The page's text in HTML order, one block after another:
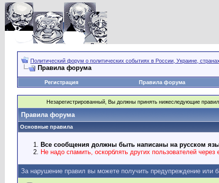
Политический форум о политических событиях в России, Украине,
Правила форума
Регистрация Правила форума
Незарегистрированный, Вы должны принять нижеследующие
Правила форума
Основные правила
Все сообщения должны быть написаны на русском
Не надо спамить, оскорблять других пользователей
За нарушение правил вы можете получить предупреждение или